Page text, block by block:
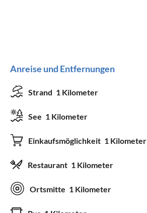
Anreise und Entfernungen
Strand 1 Kilometer
See 1 Kilometer
Einkaufsmöglichkeit 1 Kilometer
Restaurant 1 Kilometer
Ortsmitte 1 Kilometer